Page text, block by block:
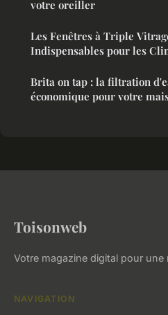
votre oreiller
Les Fenêtres à Triple
Indispensables pour les
Brita on tap : la filtration
économique pour votre
Toisonweb
Votre magazine digital pour
NAVIGATION